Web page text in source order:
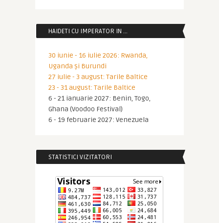
HAIDETI CU IMPERATOR IN …
30 iunie - 16 iulie 2026: Rwanda,
Uganda și Burundi
27 iulie - 3 august: Tarile Baltice
23 - 31 august: Tarile Baltice
6 - 21 ianuarie 2027: Benin, Togo,
Ghana (Voodoo Festival)
6 - 19 februarie 2027: Venezuela
STATISTICI VIZITATORI